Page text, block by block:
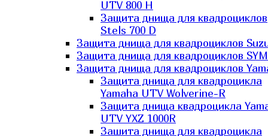
UTV 800 H
Защита днища для квадроциклов
Stels 700 D
Защита днища для квадроциклов
Защита днища для квадроциклов SYM
Защита днища для квадроциклов
Защита днища для квадроцикла
Yamaha UTV Wolverine-R
Защита днища квадроцикла
UTV YXZ 1000R
Зашита днища для квадроцикла